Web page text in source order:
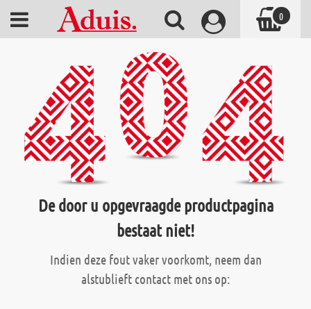
De door u opgevraagde productpagina
bestaat niet!
Indien deze fout vaker voorkomt, neem dan
alstublieft contact met ons op:
0